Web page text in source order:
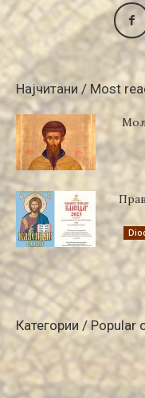
Најчитани / Most
Категории / Popular